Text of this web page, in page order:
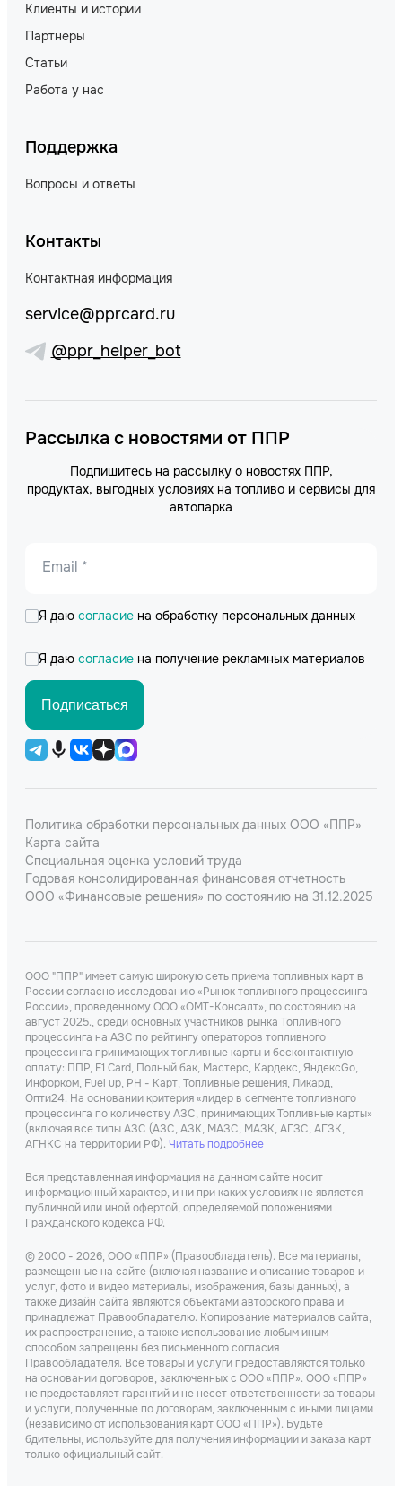
Клиенты и истории
Партнеры
Статьи
Работа у нас
Поддержка
Вопросы и ответы
Контакты
Контактная информация
service@pprcard.ru
@ppr_helper_bot
Рассылка с новостями от ППР
Подпишитесь на рассылку о новостях ППР,
продуктах, выгодных условиях на топливо и сервисы для
автопарка
Email *
Я даю согласие на обработку персональных данных
Я даю согласие на получение рекламных материалов
Подписаться
Политика обработки персональных данных ООО «ППР»
Карта сайта
Специальная оценка условий труда
Годовая консолидированная финансовая отчетность
ООО «Финансовые решения» по состоянию на 31.12.2025
ООО "ППР" имеет самую широкую сеть приема топливных карт в
России согласно исследованию «Рынок топливного процессинга
России», проведенному ООО «ОМТ-Консалт», по состоянию на
август 2025., среди основных участников рынка Топливного
процессинга на АЗС по рейтингу операторов топливного
процессинга принимающих топливные карты и бесконтактную
оплату: ППР, Е1 Card, Полный бак, Мастерс, Кардекс, ЯндексGo,
Инфорком, Fuel up, РН - Карт, Топливные решения, Ликард,
Опти24. На основании критерия «лидер в сегменте топливного
процессинга по количеству АЗС, принимающих Топливные карты»
(включая все типы АЗС (АЗС, АЗК, МАЗС, МАЗК, АГЗС, АГЗК,
АГНКС на территории РФ). Читать подробнее
Вся представленная информация на данном сайте носит
информационный характер, и ни при каких условиях не является
публичной или иной офертой, определяемой положениями
Гражданского кодекса РФ.
© 2000 - 2026, ООО «ППР» (Правообладатель). Все материалы,
размещенные на сайте (включая название и описание товаров и
услуг, фото и видео материалы, изображения, базы данных), а
также дизайн сайта являются объектами авторского права и
принадлежат Правообладателю. Копирование материалов сайта,
их распространение, а также использование любым иным
способом запрещены без письменного согласия
Правообладателя. Все товары и услуги предоставляются только
на основании договоров, заключенных с ООО «ППР». ООО «ППР»
не предоставляет гарантий и не несет ответственности за товары
и услуги, полученные по договорам, заключенным с иными лицами
(независимо от использования карт ООО «ППР»). Будьте
бдительны, используйте для получения информации и заказа карт
только официальный сайт.